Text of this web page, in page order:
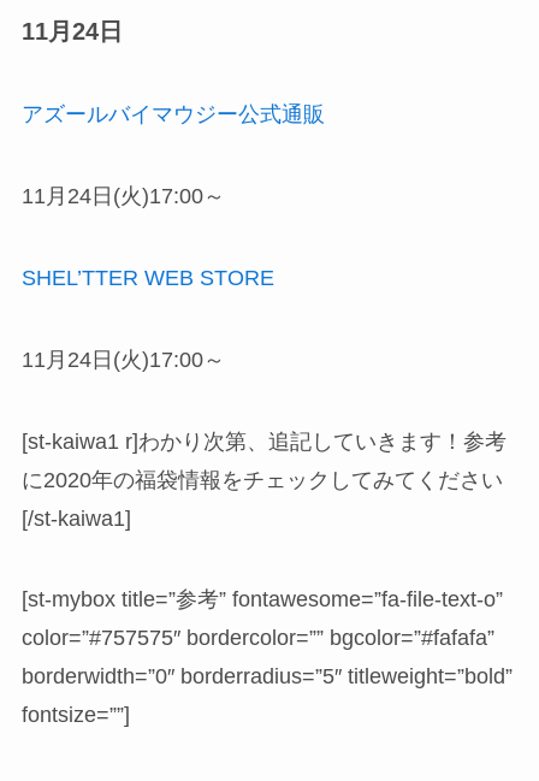
11月24日
アズールバイマウジー公式通販
11月24日(火)17:00～
SHEL’TTER WEB STORE
11月24日(火)17:00～
[st-kaiwa1 r]わかり次第、追記していきます！参考
に2020年の福袋情報をチェックしてみてください
[/st-kaiwa1]
[st-mybox title=”参考” fontawesome=”fa-file-text-o”
color=”#757575″ bordercolor=”” bgcolor=”#fafafa”
borderwidth=”0″ borderradius=”5″ titleweight=”bold”
fontsize=””]